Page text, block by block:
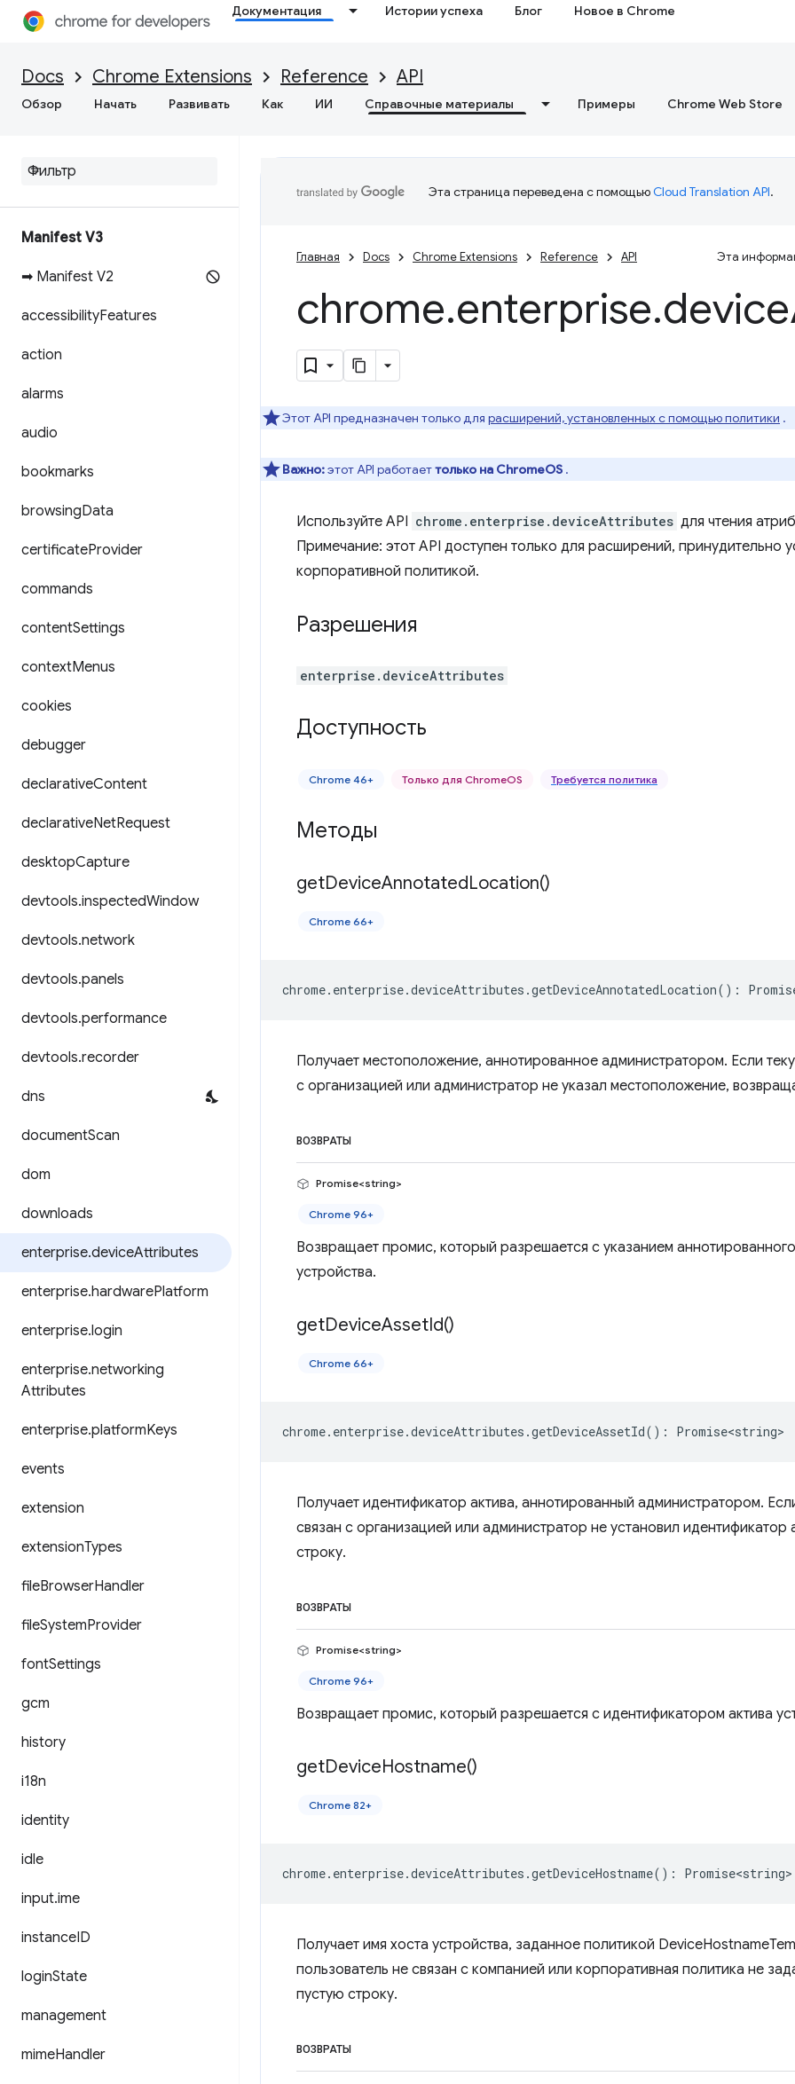
Документация Истории успеха Блог Новое в Chrome
Docs Chrome Extensions Reference API
Обзор Начать Развивать Как ИИ Справочные материалы Примеры Chrome Web Store
Manifest V3
➡ Manifest V2
accessibilityFeatures
action
alarms
audio
bookmarks
browsingData
certificateProvider
commands
contentSettings
contextMenus
cookies
debugger
declarativeContent
declarativeNetRequest
desktopCapture
devtools.inspectedWindow
devtools.network
devtools.panels
devtools.performance
devtools.recorder
dns
documentScan
dom
downloads
enterprise.deviceAttributes
enterprise.hardwarePlatform
enterprise.login
enterprise.networking
Attributes
enterprise.platformKeys
events
extension
extensionTypes
fileBrowserHandler
fileSystemProvider
fontSettings
gcm
history
i18n
identity
idle
input.ime
instanceID
loginState
management
mimeHandler
Эта страница переведена с помощьюCloud Translation API.
Главная Docs Chrome Extensions Reference API Эта
chrome.enterprise.device
Этот API предназначен только для расширений, установленных с помощью политики .
Важно:этот API работаеттолько на ChromeOS .
Используйте API chrome.enterprise.deviceAttributes для чтения
Примечание: этот API доступен только для расширений, принудительно
корпоративной политикой.
Разрешения
enterprise.deviceAttributes
Доступность
Chrome 46+ Только для ChromeOS Требуется политика
Методы
getDeviceAnnotatedLocation()
Chrome 66+
chrome. enterprise.deviceAttributes .getDeviceAnnotatedLocation() :
Получает местоположение, аннотированное администратором. Если
с организацией или администратор не указал местоположение,
ВОЗВРАТЫ
Promise<string>
Chrome 96+
Возвращает промис, который разрешается с указанием
устройства.
getDeviceAssetId()
Chrome 66+
chrome. enterprise.deviceAttributes .getDeviceAssetId() : Promise<string>
Получает идентификатор актива, аннотированный администратором.
связан с организацией или администратор не установил идентификатор
строку.
ВОЗВРАТЫ
Promise<string>
Chrome 96+
Возвращает промис, который разрешается с идентификатором актива
getDeviceHostname()
Chrome 82+
chrome. enterprise.deviceAttributes .getDeviceHostname() : Promise<string>
Получает имя хоста устройства, заданное политикой
пользователь не связан с компанией или корпоративная политика не
пустую строку.
ВОЗВРАТЫ